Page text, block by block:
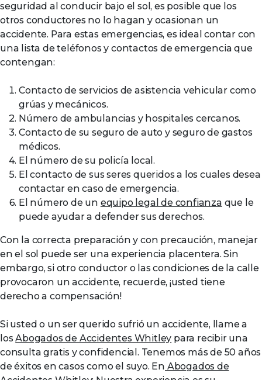
seguridad al conducir bajo el sol, es posible que los
otros conductores no lo hagan y ocasionan un
accidente. Para estas emergencias, es ideal contar con
una lista de teléfonos y contactos de emergencia que
contengan:
Contacto de servicios de asistencia vehicular como
grúas y mecánicos.
Número de ambulancias y hospitales cercanos.
Contacto de su seguro de auto y seguro de gastos
médicos.
El número de su policía local.
El contacto de sus seres queridos a los cuales desea
contactar en caso de emergencia.
El número de un equipo legal de confianza que le
puede ayudar a defender sus derechos.
Con la correcta preparación y con precaución, manejar
en el sol puede ser una experiencia placentera. Sin
embargo, si otro conductor o las condiciones de la calle
provocaron un accidente, recuerde, ¡usted tiene
derecho a compensación!
Si usted o un ser querido sufrió un accidente, llame a
losAbogados de Accidentes Whitley para recibir una
consulta gratis y confidencial. Tenemos más de 50 años
de éxitos en casos como el suyo. En Abogados de